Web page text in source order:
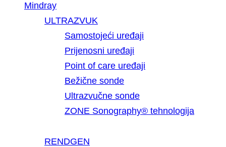
Mindray
ULTRAZVUK
Samostojeći uređaji
Prijenosni uređaji
Point of care uređaji
Bežične sonde
Ultrazvučne sonde
ZONE Sonography® tehnologija
RENDGEN